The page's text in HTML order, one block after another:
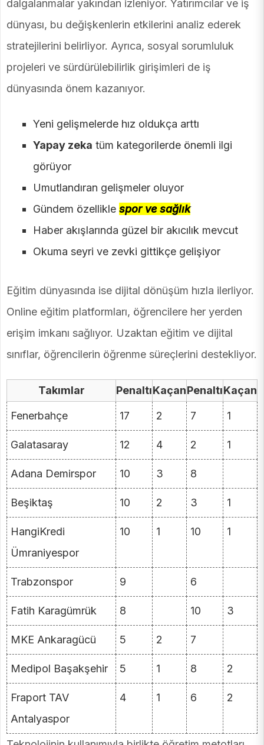
dalgalanmalar yakından izleniyor. Yatırımcılar ve iş
dünyası, bu değişkenlerin etkilerini analiz ederek
stratejilerini belirliyor. Ayrıca, sosyal sorumluluk
projeleri ve sürdürülebilirlik girişimleri de iş
dünyasında önem kazanıyor.
Yeni gelişmelerde hız oldukça arttı
Yapay zeka tüm kategorilerde önemli ilgi
görüyor
Umutlandıran gelişmeler oluyor
Gündem özellikle spor ve sağlık
Haber akışlarında güzel bir akıcılık mevcut
Okuma seyri ve zevki gittikçe gelişiyor
Eğitim dünyasında ise dijital dönüşüm hızla ilerliyor.
Online eğitim platformları, öğrencilere her yerden
erişim imkanı sağlıyor. Uzaktan eğitim ve dijital
sınıflar, öğrencilerin öğrenme süreçlerini destekliyor.
Takımlar PenaltıKaçanPenaltıKaçan
Fenerbahçe 17 2 7 1
Galatasaray 12 4 2 1
Adana Demirspor 10 3 8
Beşiktaş 10 2 3 1
HangiKredi
Ümraniyespor
10 1 10 1
Trabzonspor 9 6
Fatih Karagümrük 8 10 3
MKE Ankaragücü 5 2 7
Medipol Başakşehir 5 1 8 2
Fraport TAV
Antalyaspor
4 1 6 2